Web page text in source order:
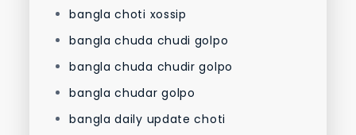
bangla choti xossip
bangla chuda chudi golpo
bangla chuda chudir golpo
bangla chudar golpo
bangla daily update choti